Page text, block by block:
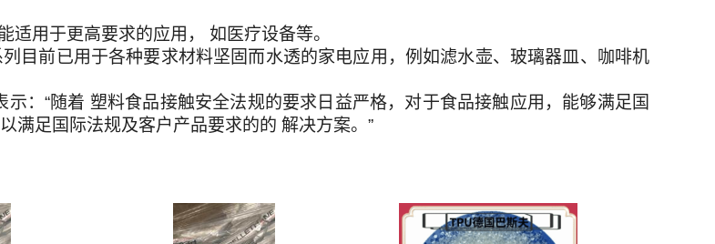
用于更高要求的应用， 如医疗设备等。
目前已用于各种要求材料坚固而水透的家电应用，例如滤水壶、玻璃器皿、咖啡机
：“随着 塑料食品接触安全法规的要求日益严格，对于食品接触应用，能够满足国
满足国际法规及客户产品要求的的 解决方案。”